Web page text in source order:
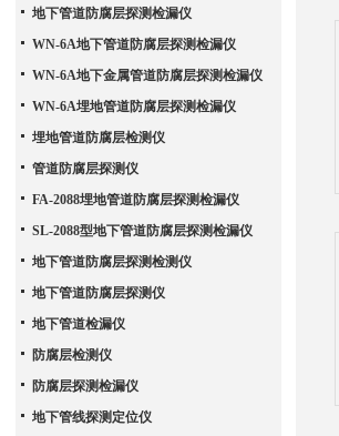
地下管道防腐层探测检漏仪
WN-6A地下管道防腐层探测检漏仪
WN-6A地下金属管道防腐层探测检漏仪
WN-6A埋地管道防腐层探测检漏仪
埋地管道防腐层检测仪
管道防腐层探测仪
FA-2088埋地管道防腐层探测检漏仪
SL-2088型地下管道防腐层探测检漏仪
地下管道防腐层探测检测仪
地下管道防腐层探测仪
地下管道检漏仪
防腐层检测仪
防腐层探测检漏仪
地下管线探测定位仪